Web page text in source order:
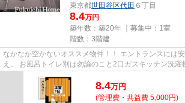
東京都世田谷区代田 ６丁目
8.4万円
築年数：築20年 ｜募集中： 1室
階数：3階建
なかなか空かないオススメ物件！！ エントランスには
え。 お風呂トイレ別は勿論のこと2口ガスキッチン洗濯
の広さ！ また、多路線使え...
8.4万円
(管理費・共益費 5,000円)